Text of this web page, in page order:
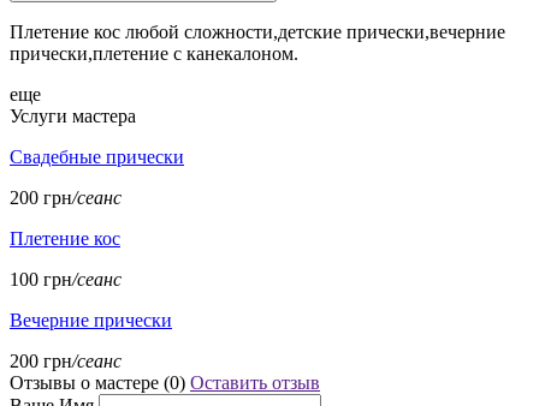
Плетение кос любой сложности,детские прически,вечерние
прически,плетение с канекалоном.
еще
Услуги мастера
Свадебные прически
200 грн/сеанс
Плетение кос
100 грн/сеанс
Вечерние прически
200 грн/сеанс
Отзывы о мастере (0) Оставить отзыв